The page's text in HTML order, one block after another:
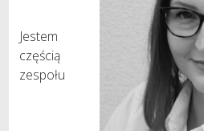
Jestem
częścią
zespołu